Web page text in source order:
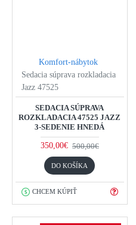
Komfort-nábytok
Sedacia súprava rozkladacia
Jazz 47525
SEDACIA SÚPRAVA
ROZKLADACIA 47525 JAZZ
3-SEDENIE HNEDÁ
350,00€ 500,00€
DO KOŠÍKA
CHCEM KÚPIŤ